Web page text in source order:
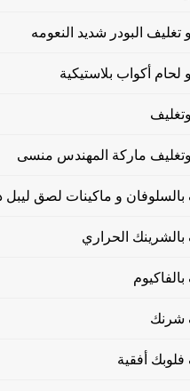
تغليف البودر شديد النعومه
لحام أكواب بلاستيكية
وتغليف ماركة المهندس منسى
بالسلوفان و ماكينات لصق ليبل
بالشرينك الحراري
شرنك
أفقية